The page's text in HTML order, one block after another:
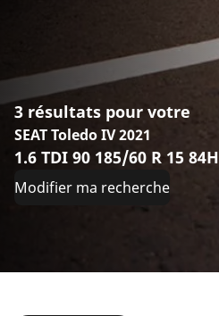
3 résultats pour votre
SEAT Toledo IV 2021
1.6 TDI 90 185/60 R 15 84H
Modifier ma recherche